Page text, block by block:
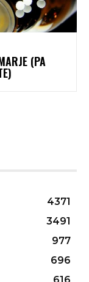
(PA
4371
3491
977
696